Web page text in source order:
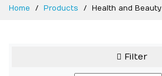
Home Products Health and Beauty
Filter